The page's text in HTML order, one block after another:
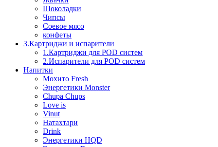
Шоколадки
Чипсы
Соевое мясо
конфеты
3.Картриджи и испарители
1.Картриджи для POD систем
2.Испарители для POD систем
Напитки
Мохито Fresh
Энергетики Monster
Chupa Chups
Love is
Vinut
Натахтари
Drink
Энергетики HQD